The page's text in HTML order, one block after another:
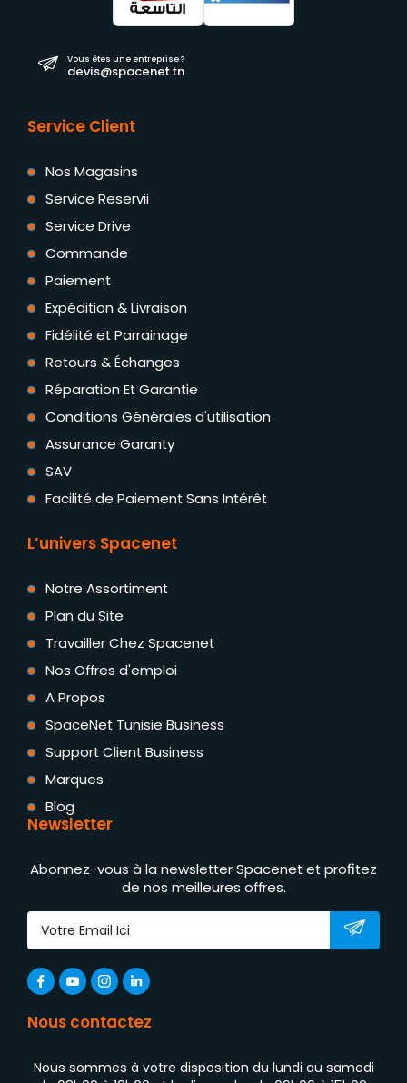
Vous êtes une entreprise ?
devis@spacenet.tn
Service Client
Nos Magasins
Service Reservii
Service Drive
Commande
Paiement
Expédition & Livraison
Fidélité et Parrainage
Retours & Échanges
Réparation Et Garantie
Conditions Générales d'utilisation
Assurance Garanty
SAV
Facilité de Paiement Sans Intérêt
L’univers Spacenet
Notre Assortiment
Plan du Site
Travailler Chez Spacenet
Nos Offres d'emploi
A Propos
SpaceNet Tunisie Business
Support Client Business
Marques
Blog
Newsletter
Abonnez-vous à la newsletter Spacenet et profitez
de nos meilleures offres.
Nous contactez
Nous sommes à votre disposition du lundi au samedi